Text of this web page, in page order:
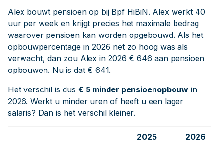
Alex bouwt pensioen op bij Bpf HiBiN. Alex werkt 40
uur per week en krijgt precies het maximale bedrag
waarover pensioen kan worden opgebouwd. Als het
opbouwpercentage in 2026 net zo hoog was als
verwacht, dan zou Alex in 2026 € 646 aan pensioen
opbouwen. Nu is dat € 641.
Het verschil is dus € 5 minder pensioenopbouw in
2026. Werkt u minder uren of heeft u een lager
salaris? Dan is het verschil kleiner.
2025 2026